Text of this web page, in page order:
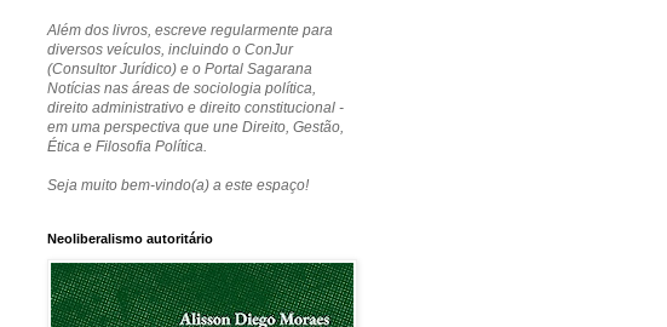
Além dos livros, escreve regularmente para
diversos veículos, incluindo o ConJur
(Consultor Jurídico) e o Portal Sagarana
Notícias nas áreas de sociologia política,
direito administrativo e direito constitucional -
em uma perspectiva que une Direito, Gestão,
Ética e Filosofia Política.
Seja muito bem-vindo(a) a este espaço!
Neoliberalismo autoritário